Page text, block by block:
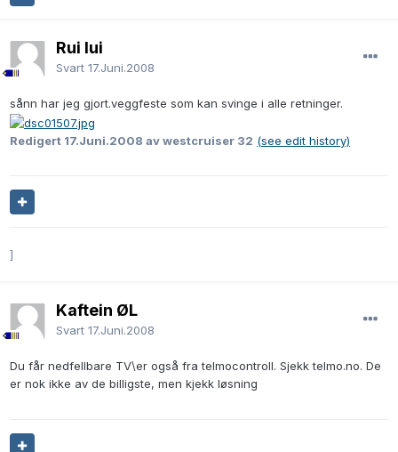
Rui lui
Svart 17.Juni.2008
sånn har jeg gjort.veggfeste som kan svinge i alle retninger.
Redigert 17.Juni.2008 av westcruiser 32 (see edit history)
]
Kaftein ØL
Svart 17.Juni.2008
Du får nedfellbare TV\er også fra telmocontroll. Sjekk telmo.no. De
er nok ikke av de billigste, men kjekk løsning